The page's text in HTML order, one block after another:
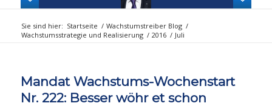
Sie sind hier: Startseite / Wachstumstreiber Blog /
Wachstumsstrategie und Realisierung / 2016 / Juli
Mandat Wachstums-Wochenstart
Nr. 222: Besser wöhr et schon